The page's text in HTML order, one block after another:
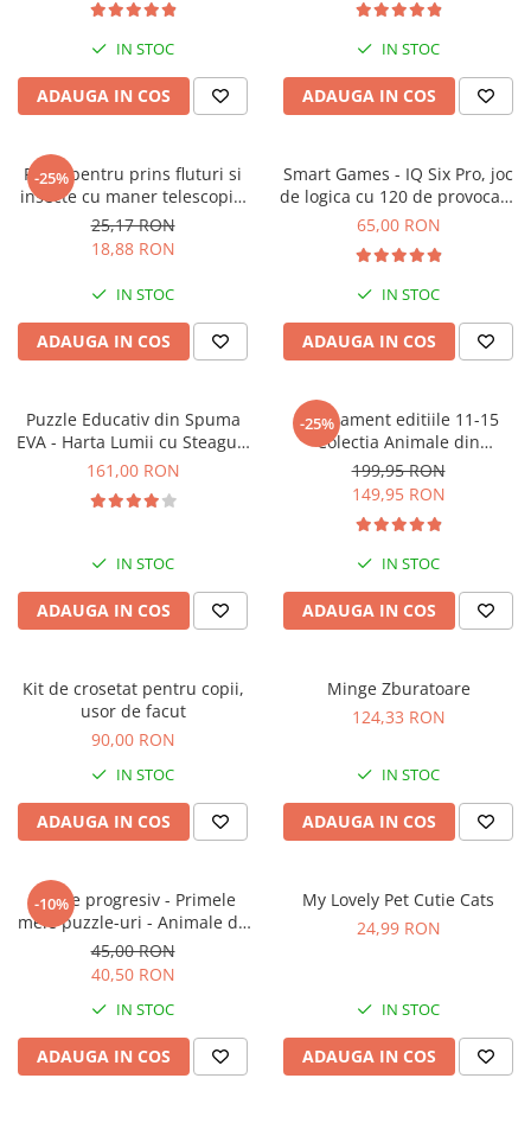
IN STOC
ADAUGA IN COS
IN STOC
ADAUGA IN COS
-25%
Plasa pentru prins fluturi si
insecte cu maner telescopic,
Keycraft, +6 ani
25,17 RON
18,88 RON
IN STOC
ADAUGA IN COS
Smart Games - IQ Six Pro, joc
de logica cu 120 de provocari,
8+ ani
65,00 RON
IN STOC
ADAUGA IN COS
Puzzle Educativ din Spuma
EVA - Harta Lumii cu Steaguri
si Capitale, Imagimake, 5 ani+
161,00 RON
IN STOC
ADAUGA IN COS
-25%
Abonament editiile 11-15
Colectia Animale din
salbaticie
199,95 RON
149,95 RON
IN STOC
ADAUGA IN COS
Kit de crosetat pentru copii,
usor de facut
90,00 RON
IN STOC
ADAUGA IN COS
Minge Zburatoare
124,33 RON
IN STOC
ADAUGA IN COS
-10%
Puzzle progresiv - Primele
mele puzzle-uri - Animale de
fermă, 21 piese, 2 ani+, Apli
Kids
45,00 RON
40,50 RON
IN STOC
ADAUGA IN COS
My Lovely Pet Cutie Cats
24,99 RON
IN STOC
ADAUGA IN COS